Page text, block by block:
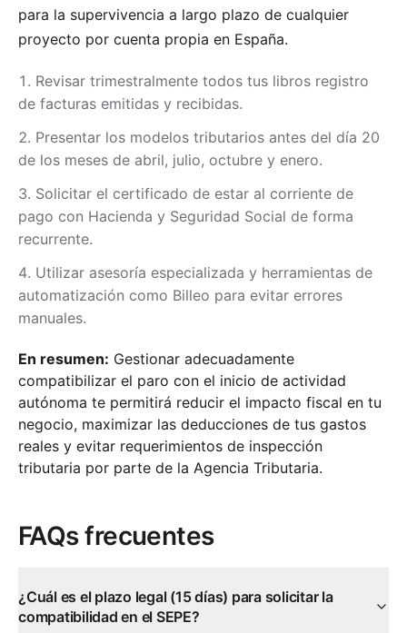
para la supervivencia a largo plazo de cualquier
proyecto por cuenta propia en España.
Revisar trimestralmente todos tus libros registro
de facturas emitidas y recibidas.
Presentar los modelos tributarios antes del día 20
de los meses de abril, julio, octubre y enero.
Solicitar el certificado de estar al corriente de
pago con Hacienda y Seguridad Social de forma
recurrente.
Utilizar asesoría especializada y herramientas de
automatización como Billeo para evitar errores
manuales.
En resumen: Gestionar adecuadamente
compatibilizar el paro con el inicio de actividad
autónoma te permitirá reducir el impacto fiscal en tu
negocio, maximizar las deducciones de tus gastos
reales y evitar requerimientos de inspección
tributaria por parte de la Agencia Tributaria.
FAQs frecuentes
¿Cuál es el plazo legal (15 días) para solicitar la
compatibilidad en el SEPE?